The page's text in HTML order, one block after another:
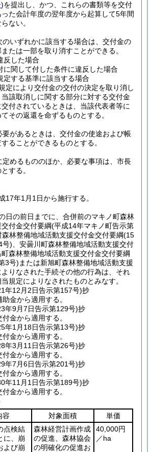
)を提出し、かつ、これらの書類等を交付
た会計年度の翌年度から起算して5年間
ない。
のいずれかに該当する場合は、交付金の
たは一部を取り消すことができる。
反した場合
に関して付した条件に違反した場合
定する基準に該当する場合
定により交付金の交付の決定を取り消し
該取消しに関する部分に対する交付金
付されているときは、当該代表者等に
その返還を命ずるものとする。
要があるときは、交付金の使途および帳
ることができるものとする。
定めるもののほか、必要な事項は、市長
する。
17年1月1日から施行する。
日の前日までに、合併前のマキノ町森林
付金交付要綱(平成14年マキノ町告示第
森林整備地域活動支援交付金交付要綱(15
号) 、安曇川町森林整備地域活動支援交付
森林整備地域活動支援交付金交付要綱
3号) または新旭町森林整備地域活動支援
りなされた手続その他の行為は、それ
規定によりなされたものとみなす。
年12月2日告示第157号)抄
金から適用する。
年9月7日告示第129号)抄
金から適用する。
年1月18日告示第13号)抄
金から適用する。
年3月11日告示第26号)抄
金から適用する。
年7月6日告示第201号)抄
金から適用する。
年11月1日告示第189号)抄
金から適用する。
容 対象面積
単価
点検結
に、崩
よび崩
森林経営計画作成
の促進、森林協会
の明確化の促進お
40,000円
／ha